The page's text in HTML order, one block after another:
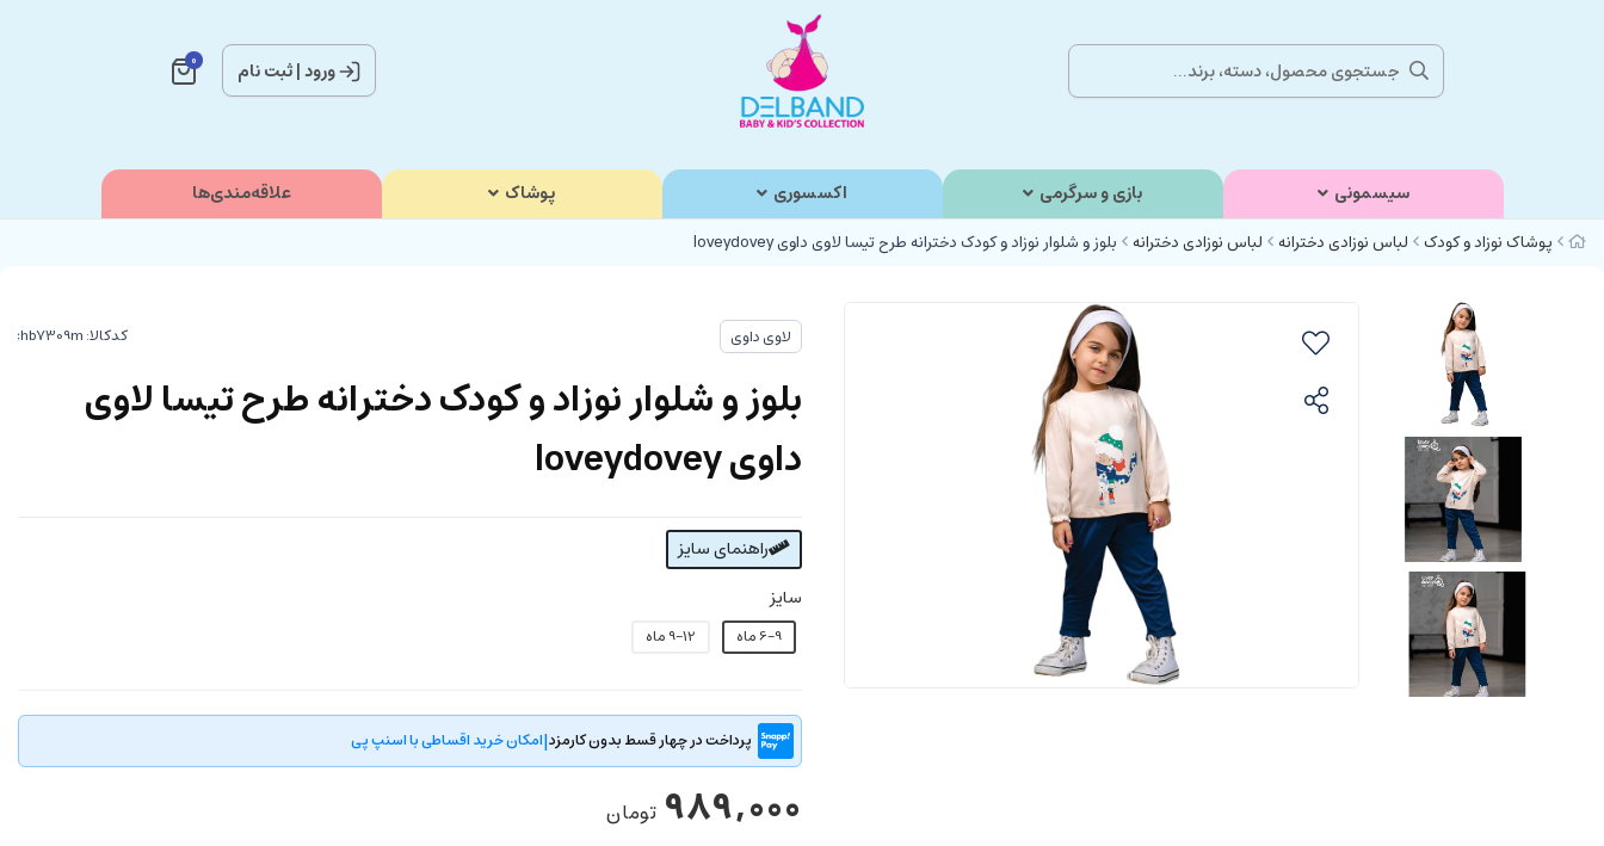
ورود|ثبت نام 0
سیسمونی بازی و سرگرمی اکسسوری پوشاک علاقه‌مندی‌ها
پوشاک نوزاد و کودک لباس نوزادی دخترانه لباس نوزادی دخترانه بلوز و شلوار نوزاد و کودک دخترانه طرح تیسا لاوی داوی loveydovey
لاوی داوی کدکالا:
بلوز و شلوار نوزاد و کودک دخترانه طرح تیسا لاوی
داوی loveydovey
راهنمای سایز
سایز
6-9 ماه 9-12 ماه
پرداخت در چهار قسط بدون کارمزد|امکان خرید اقساطی با اسنپ پی
989,000 تومان